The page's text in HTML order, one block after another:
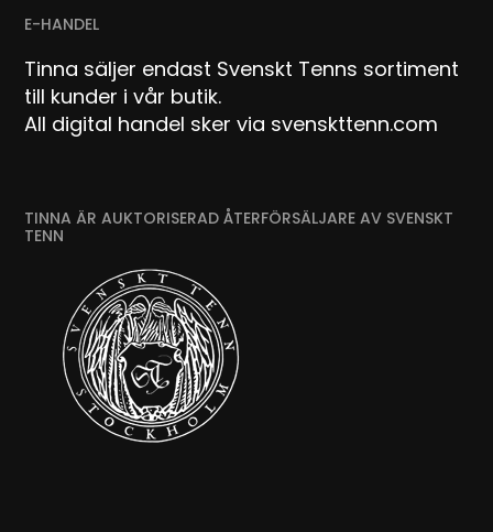
E-HANDEL
Tinna säljer endast Svenskt Tenns sortiment
till kunder i vår butik.
All digital handel sker via svenskttenn.com
TINNA ÄR AUKTORISERAD ÅTERFÖRSÄLJARE AV SVENSKT
TENN